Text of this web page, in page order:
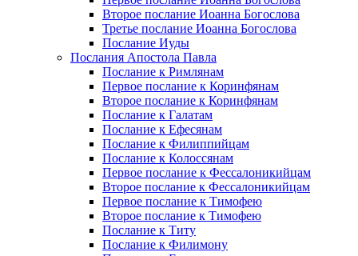
Второе послание Иоанна Богослова
Третье послание Иоанна Богослова
Послание Иуды
Послания Апостола Павла
Послание к Римлянам
Первое послание к Коринфянам
Второе послание к Коринфянам
Послание к Галатам
Послание к Ефесянам
Послание к Филиппийцам
Послание к Колоссянам
Первое послание к Фессалоникийцам
Второе послание к Фессалоникийцам
Первое послание к Тимофею
Второе послание к Тимофею
Послание к Титу
Послание к Филимону